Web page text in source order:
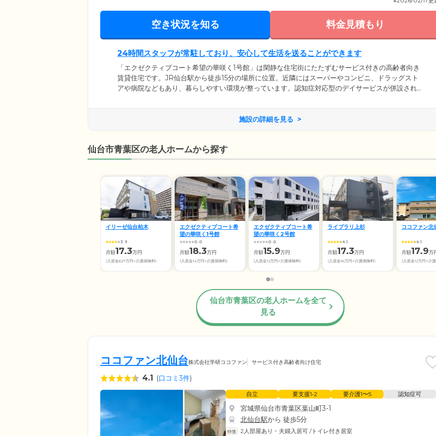
空き状況を知る 料金見積もり
24時間スタッフが常駐しており、安心して生活を送ることができます
「エクゼクティブコート希望の華咲く1号館」は閑静な住宅街にたたずむサービス付きの高齢者向き
賃貸住宅です。JR仙台駅から徒歩15分の場所に位置。近隣にはスーパーやコンビニ、ドラッグスト
アや病院などもあり、暮らしやすい環境が整っています。認知症対応型のデイサービスが併設され
スタッフが24時間常駐しており、夜間や緊急時も迅速に対応いたしますので、ご安心ください。ご
自宅にいるようなくつろぎと、サポートがある安心を、同時に実感していただける住まいです。
施設の詳細を見る
仙台市青葉区の老人ホームから探す
イリーゼ仙台柏木
3.9
月額17.3万円
(入居金627万円+介護保険料)
エクゼクティブコート希
望の華咲く1号館
0.0
月額18.3万円
(入居金14万円+介護保険料)
エクゼクティブコート希
望の華咲く2号館
0.0
月額15.9万円
(入居金12万円+介護保険料)
ライブラリ上杉
4.1
月額17.3万円
(入居金16万円+介護保険料)
ココファン北
4.1
月額17.9万
(入居金12万円+介
仙台市青葉区の老人ホームを全て
見る
ココファン北仙台株式会社学研ココファン サービス付き高齢者向け住宅
4.1 (口コミ3件)
自立 要支援1•2 要介護1〜5 認知症可
宮城県仙台市青葉区葉山町3-1
北仙台駅から 徒歩5分
2人部屋あり・夫婦入居可 /トイレ付き居室